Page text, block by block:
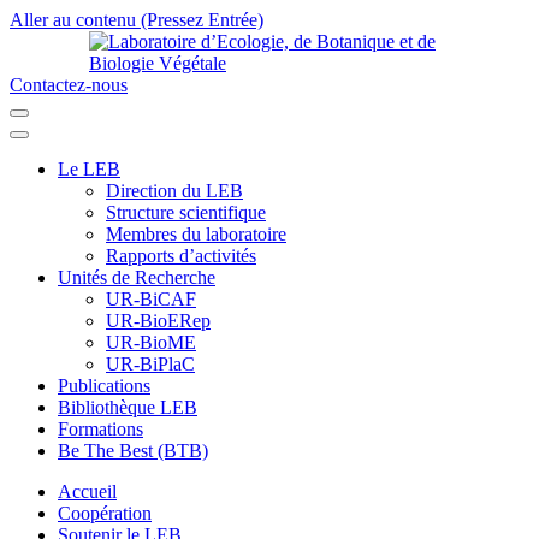
Aller au contenu (Pressez Entrée)
Contactez-nous
Le LEB
Direction du LEB
Structure scientifique
Membres du laboratoire
Rapports d’activités
Unités de Recherche
UR-BiCAF
UR-BioERep
UR-BioME
UR-BiPlaC
Publications
Bibliothèque LEB
Formations
Be The Best (BTB)
Accueil
Coopération
Soutenir le LEB